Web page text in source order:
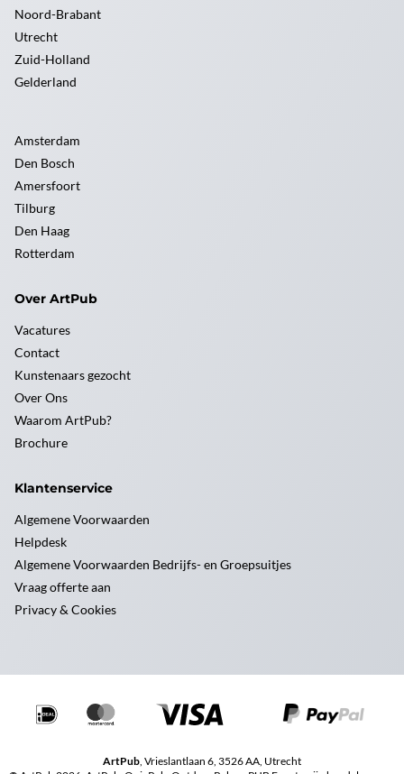
Noord-Brabant
Utrecht
Zuid-Holland
Gelderland
Amsterdam
Den Bosch
Amersfoort
Tilburg
Den Haag
Rotterdam
Over ArtPub
Vacatures
Contact
Kunstenaars gezocht
Over Ons
Waarom ArtPub?
Brochure
Klantenservice
Algemene Voorwaarden
Helpdesk
Algemene Voorwaarden Bedrijfs- en Groepsuitjes
Vraag offerte aan
Privacy & Cookies
ArtPub, Vrieslantlaan 6, 3526 AA, Utrecht